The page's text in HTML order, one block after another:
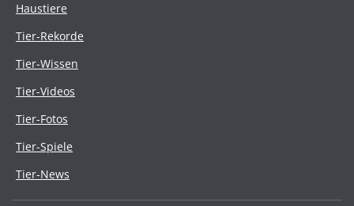
Haustiere
Tier-Rekorde
Tier-Wissen
Tier-Videos
Tier-Fotos
Tier-Spiele
Tier-News